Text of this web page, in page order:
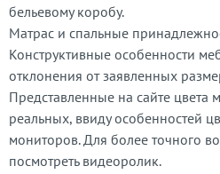
бельевому коробу.
Матрас и спальные
Конструктивные особенности
отклонения от заявленных
Представленные на сайте цвета
реальных, ввиду особенностей
мониторов. Для более точного
посмотреть видеоролик.